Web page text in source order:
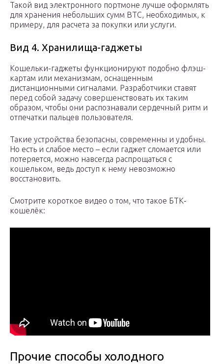
Такой вид электронного портмоне лучше оформлять
для хранения небольших сумм ВТС, необходимых, к
примеру, для расчета за покупки или услуги.
Вид 4. Хранилища-гаджеты
Кошельки-гаджеты функционируют подобно флэш-
картам или механизмам, оснащенным
дистанционными сигналами. Разработчики ставят
перед собой задачу совершенствовать их таким
образом, чтобы они распознавали сердечный ритм и
отпечатки пальцев пользователя.
Такие устройства безопасны, современны и удобны.
Но есть и слабое место – если гаджет сломается или
потеряется, можно навсегда распрощаться с
кошельком, ведь доступ к нему невозможно
восстановить.
Смотрите короткое видео о том, что такое БТК-
кошелёк:
Прочие способы холодного